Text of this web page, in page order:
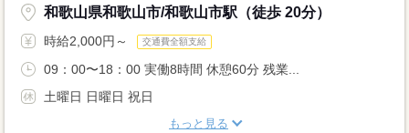
和歌山県和歌山市/和歌山市駅（徒歩 20分）
時給2,000円～ 交通費全額支給
09：00〜18：00 実働8時間 休憩60分 残業...
土曜日 日曜日 祝日
もっと見る